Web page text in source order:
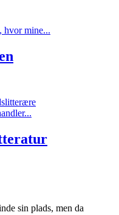
hvor mine...
sin plads, men da